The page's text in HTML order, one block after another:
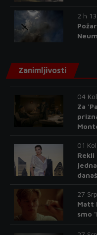
2 h
Zanimljivosti
04
Za
01
Rekli
27
Matt
smo